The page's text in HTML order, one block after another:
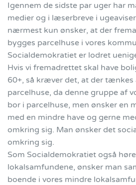
Igennem de sidste par uger har
medier og i læserbreve i
nærmest kun ønsker, at der
bygges parcelhuse i vores
Socialdemokratiet er lodret
Hvis vi fremadrettet skal have
60+, så kræver det, at der tænkes
parcelhuse, da denne gruppe af
bor i parcelhuse, men ønsker en
med en mindre have og gerne
omkring sig. Man ønsker det
omkring sig.
Som Socialdemokratiet også
lokalsamfundene, ønsker man
boende i vores mindre